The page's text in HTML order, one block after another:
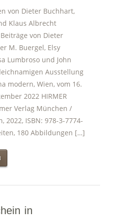
von Dieter Buchhart,
Klaus Albrecht
von Dieter
M. Buergel, Elsy
Lumbroso und John
Ausstellung
modern, Wien, vom 16.
2022 HIRMER
Verlag München /
2022, ISBN: 978-3-7774-
180 Abbildungen […]
in